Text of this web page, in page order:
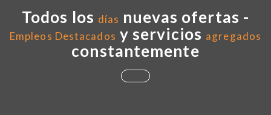
Todos los días nuevas ofertas -
Empleos Destacados y servicios agregados
constantemente